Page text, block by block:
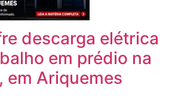
descarga elétrica
em prédio na
em Ariquemes